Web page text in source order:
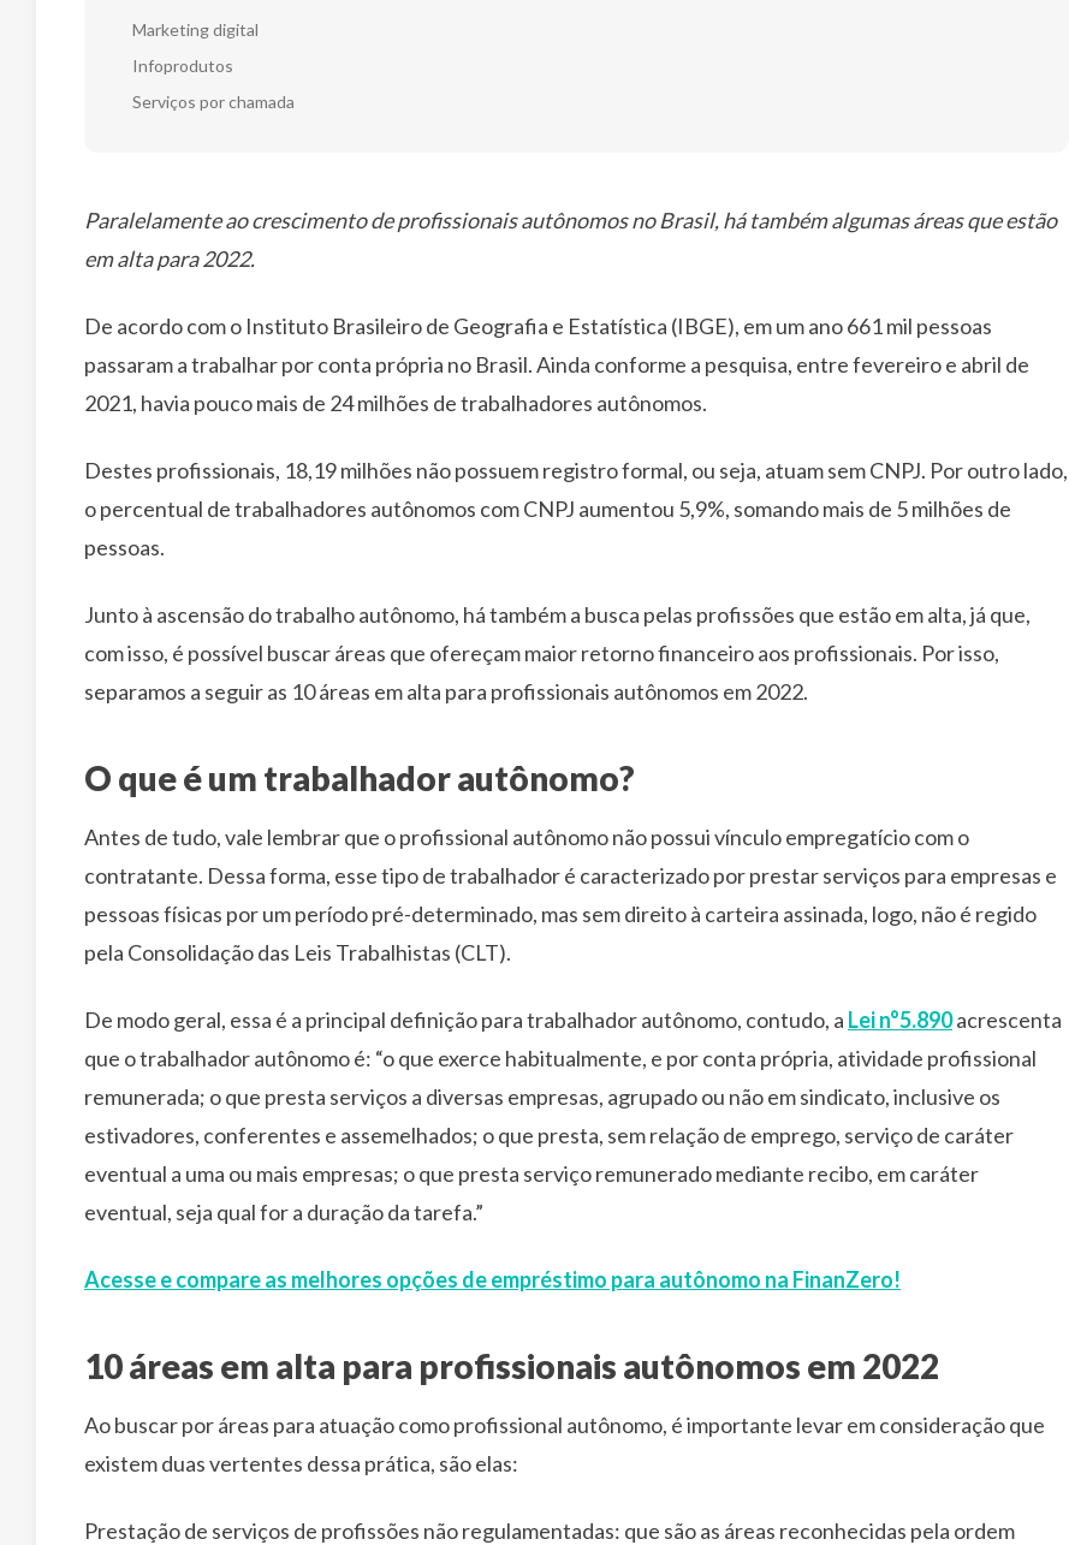
Marketing digital
Infoprodutos
Serviços por chamada
Paralelamente ao crescimento de profissionais autônomos no Brasil, há também algumas áreas que estão
em alta para 2022.
De acordo com o Instituto Brasileiro de Geografia e Estatística (IBGE), em um ano 661 mil pessoas
passaram a trabalhar por conta própria no Brasil. Ainda conforme a pesquisa, entre fevereiro e abril de
2021, havia pouco mais de 24 milhões de trabalhadores autônomos.
Destes profissionais, 18,19 milhões não possuem registro formal, ou seja, atuam sem CNPJ. Por outro lado,
o percentual de trabalhadores autônomos com CNPJ aumentou 5,9%, somando mais de 5 milhões de
pessoas.
Junto à ascensão do trabalho autônomo, há também a busca pelas profissões que estão em alta, já que,
com isso, é possível buscar áreas que ofereçam maior retorno financeiro aos profissionais. Por isso,
separamos a seguir as 10 áreas em alta para profissionais autônomos em 2022.
O que é um trabalhador autônomo?
Antes de tudo, vale lembrar que o profissional autônomo não possui vínculo empregatício com o
contratante. Dessa forma, esse tipo de trabalhador é caracterizado por prestar serviços para empresas e
pessoas físicas por um período pré-determinado, mas sem direito à carteira assinada, logo, não é regido
pela Consolidação das Leis Trabalhistas (CLT).
De modo geral, essa é a principal definição para trabalhador autônomo, contudo, a Lei n°5.890acrescenta
que o trabalhador autônomo é: “o que exerce habitualmente, e por conta própria, atividade profissional
remunerada; o que presta serviços a diversas empresas, agrupado ou não em sindicato, inclusive os
estivadores, conferentes e assemelhados; o que presta, sem relação de emprego, serviço de caráter
eventual a uma ou mais empresas; o que presta serviço remunerado mediante recibo, em caráter
eventual, seja qual for a duração da tarefa.”
Acesse e compare as melhores opções de empréstimo para autônomo na FinanZero!
10 áreas em alta para profissionais autônomos em 2022
Ao buscar por áreas para atuação como profissional autônomo, é importante levar em consideração que
existem duas vertentes dessa prática, são elas:
Prestação de serviços de profissões não regulamentadas: que são as áreas reconhecidas pela ordem